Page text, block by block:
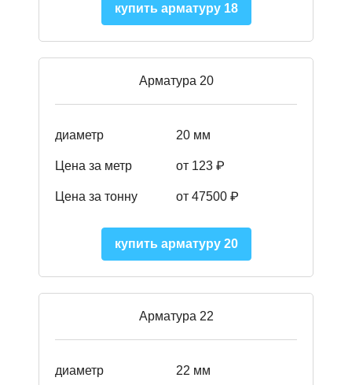
купить арматуру 18
Арматура 20
диаметр 20 мм
Цена за метр от 123 ₽
Цена за тонну от 47500 ₽
купить арматуру 20
Арматура 22
диаметр 22 мм